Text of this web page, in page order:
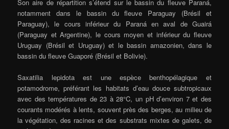
Son aire de répartition s’étend sur le bassin du fleuve Paraná,
notamment dans le bassin du fleuve Paraguay (Brésil et
Paraguay), le cours inférieur du Paraná en aval de Guairá
(Paraguay et Argentine), le cours moyen et inférieur du fleuve
Uruguay (Brésil et Uruguay) et le bassin amazonien, dans le
bassin du fleuve Guaporé (Brésil et Bolivie).
Saxatilia lepidota est une espèce benthopélagique et
potamodrome, préférant les habitats d’eau douce subtropicaux
avec des températures de 23 à 28°C, un pH d’environ 7 et des
courants modérés à lents, souvent près des berges, au milieu de
la végétation, des racines et des substrats mixtes de galets, de